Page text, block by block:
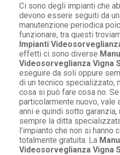
Ci sono degli impianti che
devono essere seguiti da
manutenzione periodica
funzionare, tra questi
Impianti
effetti ci sono diverse
Videosorveglianza Vigna
eseguire da soli oppure
di un tecnico specializzato,
cosa si può fare cosa no. Se
particolarmente nuovo, vale
anni e quindi sotto
sempre la ditta
l’impianto che non si hanno
totalmente gratuita. La
Videosorveglianza Vigna